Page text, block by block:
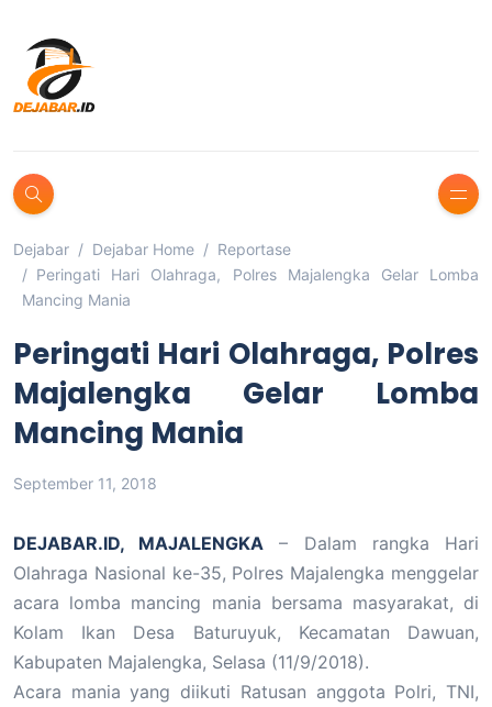
Dejabar Dejabar Home
Reportase
Peringati Hari Olahraga, Polres Majalengka Gelar Lomba
Mancing Mania
Peringati Hari Olahraga, Polres
Majalengka Gelar Lomba
Mancing Mania
September 11, 2018
DEJABAR.ID, MAJALENGKA – Dalam rangka Hari
Olahraga Nasional ke-35, Polres Majalengka menggelar
acara lomba mancing mania bersama masyarakat, di
Kolam Ikan Desa Baturuyuk, Kecamatan Dawuan,
Kabupaten Majalengka, Selasa (11/9/2018).
Acara mania yang diikuti Ratusan anggota Polri, TNI,